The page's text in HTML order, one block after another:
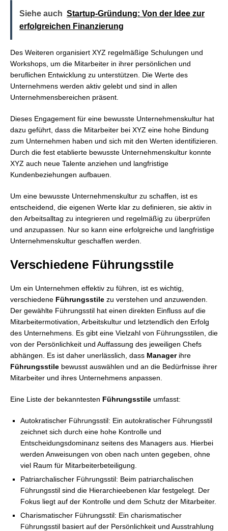
Siehe auch Startup-Gründung: Von der Idee zur
erfolgreichen Finanzierung
Des Weiteren organisiert XYZ regelmäßige Schulungen und
Workshops, um die Mitarbeiter in ihrer persönlichen und
beruflichen Entwicklung zu unterstützen. Die Werte des
Unternehmens werden aktiv gelebt und sind in allen
Unternehmensbereichen präsent.
Dieses Engagement für eine bewusste Unternehmenskultur hat
dazu geführt, dass die Mitarbeiter bei XYZ eine hohe Bindung
zum Unternehmen haben und sich mit den Werten identifizieren.
Durch die fest etablierte bewusste Unternehmenskultur konnte
XYZ auch neue Talente anziehen und langfristige
Kundenbeziehungen aufbauen.
Um eine bewusste Unternehmenskultur zu schaffen, ist es
entscheidend, die eigenen Werte klar zu definieren, sie aktiv in
den Arbeitsalltag zu integrieren und regelmäßig zu überprüfen
und anzupassen. Nur so kann eine erfolgreiche und langfristige
Unternehmenskultur geschaffen werden.
Verschiedene Führungsstile
Um ein Unternehmen effektiv zu führen, ist es wichtig,
verschiedene Führungsstile zu verstehen und anzuwenden.
Der gewählte Führungsstil hat einen direkten Einfluss auf die
Mitarbeitermotivation, Arbeitskultur und letztendlich den Erfolg
des Unternehmens. Es gibt eine Vielzahl von Führungsstilen, die
von der Persönlichkeit und Auffassung des jeweiligen Chefs
abhängen. Es ist daher unerlässlich, dass Managerihre
Führungsstile bewusst auswählen und an die Bedürfnisse ihrer
Mitarbeiter und ihres Unternehmens anpassen.
Eine Liste der bekanntesten Führungsstile umfasst:
Autokratischer Führungsstil: Ein autokratischer Führungsstil
zeichnet sich durch eine hohe Kontrolle und
Entscheidungsdominanz seitens des Managers aus. Hierbei
werden Anweisungen von oben nach unten gegeben, ohne
viel Raum für Mitarbeiterbeteiligung.
Patriarchalischer Führungsstil: Beim patriarchalischen
Führungsstil sind die Hierarchieebenen klar festgelegt. Der
Fokus liegt auf der Kontrolle und dem Schutz der Mitarbeiter.
Charismatischer Führungsstil: Ein charismatischer
Führungsstil basiert auf der Persönlichkeit und Ausstrahlung